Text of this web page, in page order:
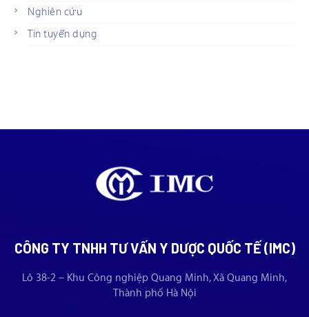
Nghiên cứu
Tin tuyển dụng
CÔNG TY TNHH TƯ VẤN Y DƯỢC QUỐC TẾ (IMC)
Lô 38-2 – Khu Công nghiệp Quang Minh, Xã Quang Minh,
Thành phố Hà Nội